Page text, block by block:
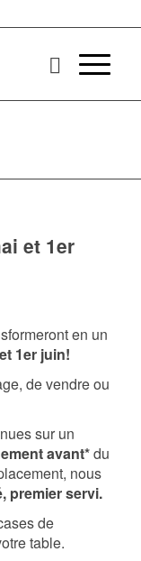
et 1er
en un
1er juin!
de vendre ou
sur un
avant*du
nous
premier servi.
de
table.